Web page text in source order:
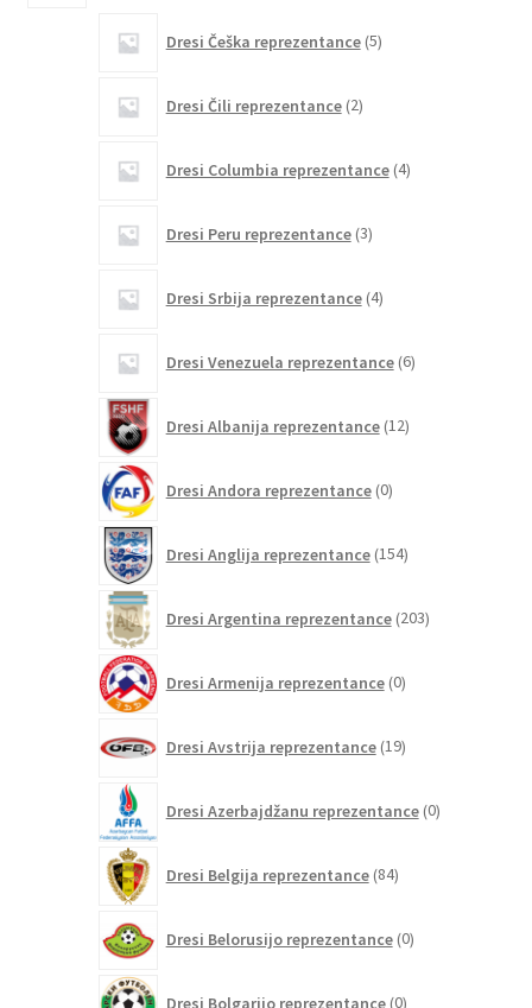
Dresi Češka reprezentance 5izdelkov
Dresi Čili reprezentance 2izdelka
Dresi Columbia reprezentance 4izdelki
Dresi Peru reprezentance 3izdelki
Dresi Srbija reprezentance 4izdelki
Dresi Venezuela reprezentance 6izdelkov
Dresi Albanija reprezentance 12izdelkov
Dresi Andora reprezentance 0izdelkov
Dresi Anglija reprezentance 154izdelkov
Dresi Argentina reprezentance 203izdelki
Dresi Armenija reprezentance 0izdelkov
Dresi Avstrija reprezentance 19izdelkov
Dresi Azerbajdžanu reprezentance 0izdelkov
Dresi Belgija reprezentance 84izdelkov
Dresi Belorusijo reprezentance 0izdelkov
Dresi Bolgarijo reprezentance 0